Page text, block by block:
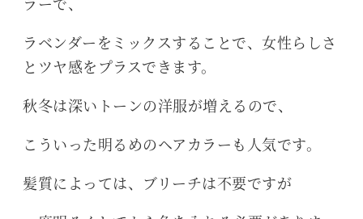
ラベンダーをミックスすることで、女性らしさ
とツヤ感をプラスできます。
秋冬は深いトーンの洋服が増えるので、
こういった明るめのヘアカラーも人気です。
髪質によっては、ブリーチは不要ですが